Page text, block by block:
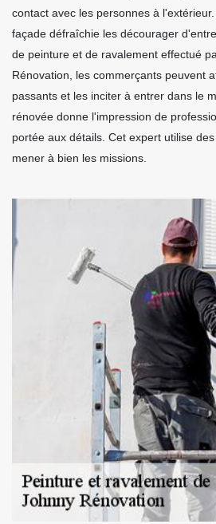
contact avec les personnes à
façade défraîchie les décourager
de peinture et de ravalement effectué
Rénovation, les commerçants peuvent
passants et les inciter à entrer dans le
rénovée donne l'impression de
portée aux détails. Cet expert utilise
mener à bien les missions.